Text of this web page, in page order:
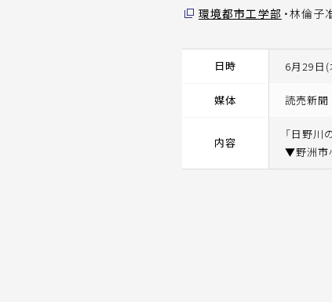
環境都市工学部 ・林倫
日時 6月29日(
媒体 読売新
内容
「日野川
▼野洲市